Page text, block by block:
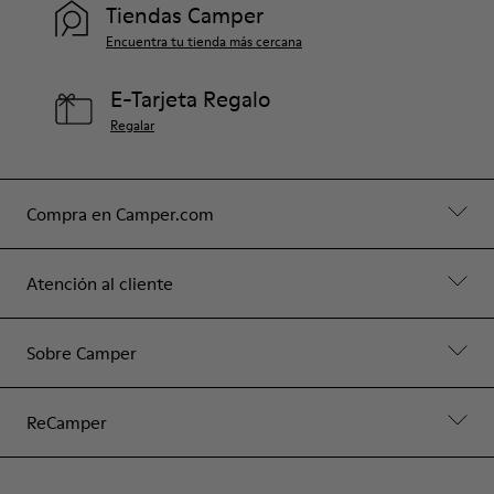
Compra en Camper.com
Atención al cliente
Sobre Camper
ReCamper
Tiendas Camper
Encuentra tu tienda más cercana
E-Tarjeta Regalo
Regalar